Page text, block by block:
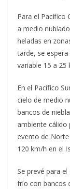
Para el Pacíﬁco
a medio
heladas en
tarde, se
variable 15 a 25
En el Pacíﬁco
cielo de medio
bancos de
ambiente cálido
evento de
120 km/h en el
Se prevé para
frío con bancos